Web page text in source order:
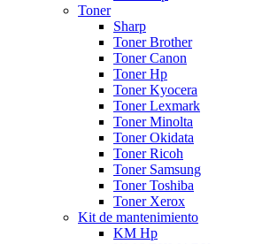
Toner
Sharp
Toner Brother
Toner Canon
Toner Hp
Toner Kyocera
Toner Lexmark
Toner Minolta
Toner Okidata
Toner Ricoh
Toner Samsung
Toner Toshiba
Toner Xerox
Kit de mantenimiento
KM Hp